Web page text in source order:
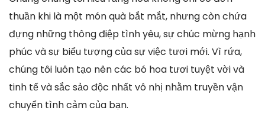
thuần khi là một món quà bắt mắt, nhưng còn chứa
đựng những thông điệp tình yêu, sự chúc mừng hạnh
phúc và sự biểu tượng của sự việc tươi mới. Vì rứa,
chúng tôi luôn tạo nên các bó hoa tươi tuyệt vời và
tinh tế và sắc sảo độc nhất vô nhị nhằm truyền vận
chuyển tình cảm của bạn.